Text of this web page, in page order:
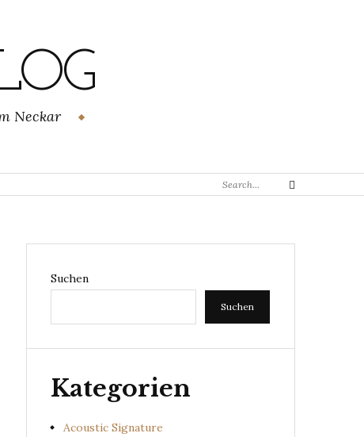
Neckar
Search
Search
Suchen
Suchen
Kategorien
Acoustic Signature